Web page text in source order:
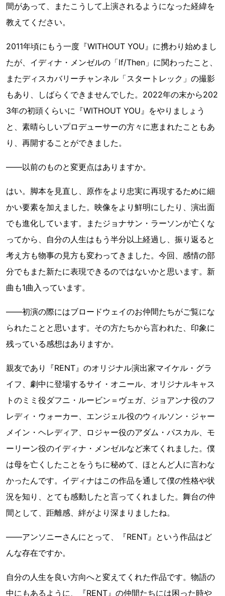
間があって、またこうして上演されるようになった経緯を
教えてください。
2011年頃にもう一度『WITHOUT YOU』に携わり始めまし
たが、イディナ・メンゼルの「If/Then」に関わったこと、
またディスカバリーチャンネル「スタートレック」の撮影
もあり、しばらくできませんでした。2022年の末から202
3年の初頭くらいに『WITHOUT YOU』をやりましょう
と、素晴らしいプロデューサーの方々に恵まれたこともあ
り、再開することができました。
――以前のものと変更点はありますか。
はい。脚本を見直し、原作をより忠実に再現するために細
かい要素を加えました。映像をより鮮明にしたり、演出面
でも進化しています。またジョナサン・ラーソンが亡くな
ってから、自分の人生はもう半分以上経過し、振り返ると
考え方も物事の見方も変わってきました。今回、感情の部
分でもまた新たに表現できるのではないかと思います。新
曲も1曲入っています。
――初演の際にはブロードウェイのお仲間たちがご覧にな
られたことと思います。その方たちから言われた、印象に
残っている感想はありますか。
親友であり『RENT』のオリジナル演出家マイケル・グラ
イフ、劇中に登場するサイ・オニール、オリジナルキャス
トのミミ役ダフニ・ルービン＝ヴェガ、ジョアンナ役のフ
レディ・ウォーカー、エンジェル役のウィルソン・ジャー
メイン・ヘレディア、ロジャー役のアダム・パスカル、モ
ーリーン役のイディナ・メンゼルなど来てくれました。僕
は母を亡くしたことをうちに秘めて、ほとんど人に言わな
かったんです。イディナはこの作品を通して僕の性格や状
況を知り、とても感動したと言ってくれました。舞台の仲
間として、距離感、絆がより深まりましたね。
――アンソニーさんにとって、『RENT』という作品はど
んな存在ですか。
自分の人生を良い方向へと変えてくれた作品です。物語の
中にもあるように、『RENT』の仲間たちには困った時や